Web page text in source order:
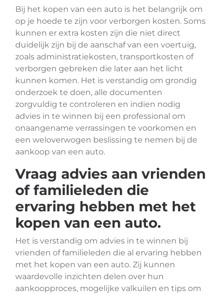
Bij het kopen van een auto is het belangrijk om
op je hoede te zijn voor verborgen kosten. Soms
kunnen er extra kosten zijn die niet direct
duidelijk zijn bij de aanschaf van een voertuig,
zoals administratiekosten, transportkosten of
verborgen gebreken die later aan het licht
kunnen komen. Het is verstandig om grondig
onderzoek te doen, alle documenten
zorgvuldig te controleren en indien nodig
advies in te winnen bij een professional om
onaangename verrassingen te voorkomen en
een weloverwogen beslissing te nemen bij de
aankoop van een auto.
Vraag advies aan vrienden
of familieleden die
ervaring hebben met het
kopen van een auto.
Het is verstandig om advies in te winnen bij
vrienden of familieleden die al ervaring hebben
met het kopen van een auto. Zij kunnen
waardevolle inzichten delen over hun
aankoopproces, mogelijke valkuilen en tips om